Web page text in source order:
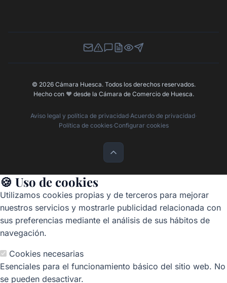
Newsletter
Canal de Denuncias
Buzón de Sugerencias
Perfil Contratante
Ley de Transparencia
Contacta con nosotros
© 2026 Cámara Huesca. Todos los derechos reservados.
Hecho con ❤️desde la Cámara de Comercio de Huesca.
Aviso legal y política de privacidad·Acuerdo de privacidad·
Política de cookies·Configurar cookies
🍪 Uso de cookies
Utilizamos cookies propias y de terceros para mejorar
nuestros servicios y mostrarle publicidad relacionada con
sus preferencias mediante el análisis de sus hábitos de
navegación.
Cookies necesarias
Esenciales para el funcionamiento básico del sitio web. No
se pueden desactivar.